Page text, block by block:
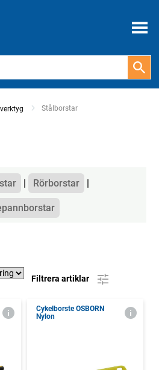
Meny
Current:
Stålborstar
Rörborstar
Filtrera artiklar
Cykelborste OSBORN
Nylon